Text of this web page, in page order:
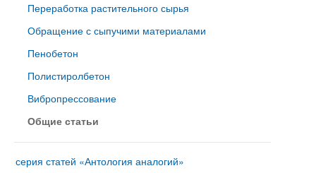
Переработка растительного сырья
Обращение с сыпучими материалами
Пенобетон
Полистиролбетон
Вибропрессование
Общие статьи
серия статей «Антология аналогий»